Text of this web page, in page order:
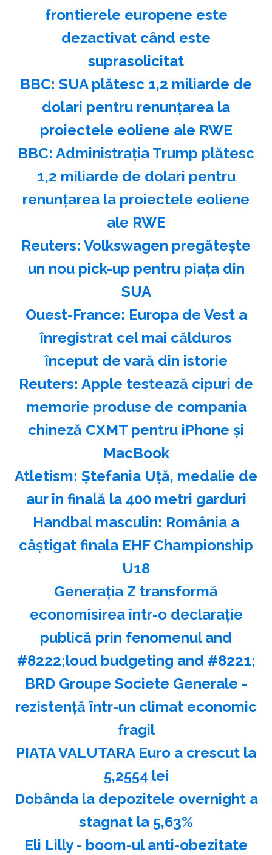
frontierele europene este
dezactivat când este
suprasolicitat
BBC: SUA plătesc 1,2 miliarde de
dolari pentru renunţarea la
proiectele eoliene ale RWE
BBC: Administraţia Trump plătesc
1,2 miliarde de dolari pentru
renunţarea la proiectele eoliene
ale RWE
Reuters: Volkswagen pregăteşte
un nou pick-up pentru piaţa din
SUA
Ouest-France: Europa de Vest a
înregistrat cel mai călduros
început de vară din istorie
Reuters: Apple testează cipuri de
memorie produse de compania
chineză CXMT pentru iPhone şi
MacBook
Atletism: Ştefania Uţă, medalie de
aur în finală la 400 metri garduri
Handbal masculin: România a
câştigat finala EHF Championship
U18
Generaţia Z transformă
economisirea într-o declaraţie
publică prin fenomenul and
#8222;loud budgeting and #8221;
BRD Groupe Societe Generale -
rezistenţă într-un climat economic
fragil
PIATA VALUTARA Euro a crescut la
5,2554 lei
Dobânda la depozitele overnight a
stagnat la 5,63%
Eli Lilly - boom-ul anti-obezitate